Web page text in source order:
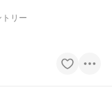
リー